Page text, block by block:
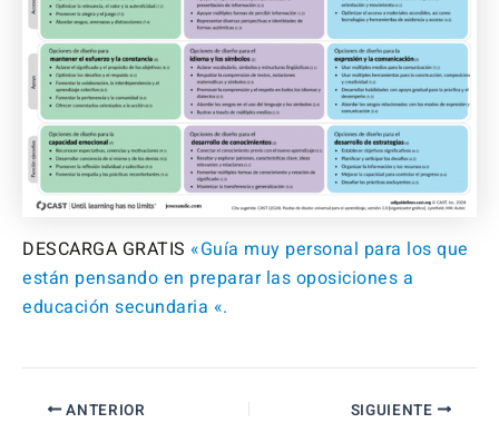
DESCARGA GRATIS «Guía muy personal para los que
están pensando en preparar las oposiciones a
educación secundaria «.
ANTERIOR SIGUIENTE